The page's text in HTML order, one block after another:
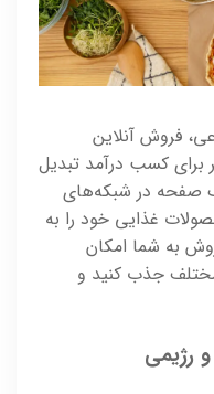
فروش آنلاین
برای کسب درآمد تبدیل
صفحه در شبکه‌های
غذایی خود را به
به شما امکان
جذب کنید و
رژیمی